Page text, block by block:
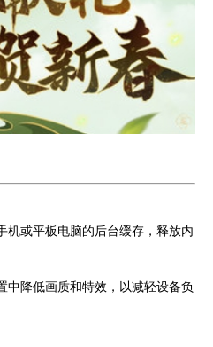
机或平板电脑的后台缓存，释放内
中降低画质和特效，以减轻设备负